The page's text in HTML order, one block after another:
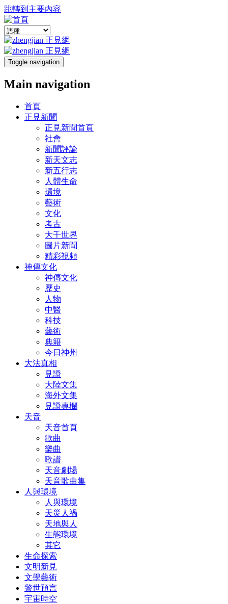
跳轉到主要內容
Toggle navigation
Main navigation
首頁
正見新聞
正見新聞首頁
社會
新聞評論
新天文志
新五行志
人體生命
環境
藝術
文化
考古
大千世界
圖片新聞
精彩視頻
神傳文化
神傳文化
歷史
人物
中醫
科技
藝術
典籍
今日神州
大法真相
見證
大陸文集
海外文集
見證專欄
天音
天音首頁
歌曲
樂曲
歌譜
天音劇場
天音歌曲集
人與環境
人與環境
天災人禍
天地與人
生態環境
其它
生命探索
文明新見
文學藝術
警世預言
宇宙時空